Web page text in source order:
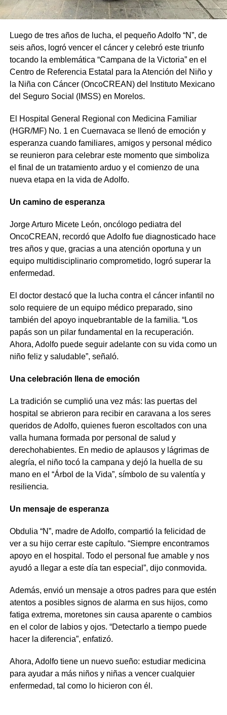
Luego de tres años de lucha, el pequeño Adolfo “N”, de
seis años, logró vencer el cáncer y celebró este triunfo
tocando la emblemática “Campana de la Victoria” en el
Centro de Referencia Estatal para la Atención del Niño y
la Niña con Cáncer (OncoCREAN) del Instituto Mexicano
del Seguro Social (IMSS) en Morelos.
El Hospital General Regional con Medicina Familiar
(HGR/MF) No. 1 en Cuernavaca se llenó de emoción y
esperanza cuando familiares, amigos y personal médico
se reunieron para celebrar este momento que simboliza
el final de un tratamiento arduo y el comienzo de una
nueva etapa en la vida de Adolfo.
Un camino de esperanza
Jorge Arturo Micete León, oncólogo pediatra del
OncoCREAN, recordó que Adolfo fue diagnosticado hace
tres años y que, gracias a una atención oportuna y un
equipo multidisciplinario comprometido, logró superar la
enfermedad.
El doctor destacó que la lucha contra el cáncer infantil no
solo requiere de un equipo médico preparado, sino
también del apoyo inquebrantable de la familia. “Los
papás son un pilar fundamental en la recuperación.
Ahora, Adolfo puede seguir adelante con su vida como un
niño feliz y saludable”, señaló.
Una celebración llena de emoción
La tradición se cumplió una vez más: las puertas del
hospital se abrieron para recibir en caravana a los seres
queridos de Adolfo, quienes fueron escoltados con una
valla humana formada por personal de salud y
derechohabientes. En medio de aplausos y lágrimas de
alegría, el niño tocó la campana y dejó la huella de su
mano en el “Árbol de la Vida”, símbolo de su valentía y
resiliencia.
Un mensaje de esperanza
Obdulia “N”, madre de Adolfo, compartió la felicidad de
ver a su hijo cerrar este capítulo. “Siempre encontramos
apoyo en el hospital. Todo el personal fue amable y nos
ayudó a llegar a este día tan especial”, dijo conmovida.
Además, envió un mensaje a otros padres para que estén
atentos a posibles signos de alarma en sus hijos, como
fatiga extrema, moretones sin causa aparente o cambios
en el color de labios y ojos. “Detectarlo a tiempo puede
hacer la diferencia”, enfatizó.
Ahora, Adolfo tiene un nuevo sueño: estudiar medicina
para ayudar a más niños y niñas a vencer cualquier
enfermedad, tal como lo hicieron con él.